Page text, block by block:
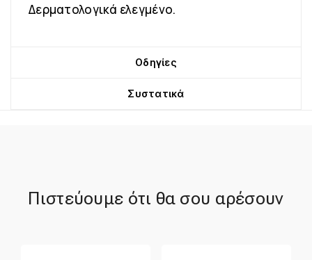
Δερματολογικά ελεγμένο.
Οδηγίες
Συστατικά
Πιστεύουμε ότι θα σου αρέσουν